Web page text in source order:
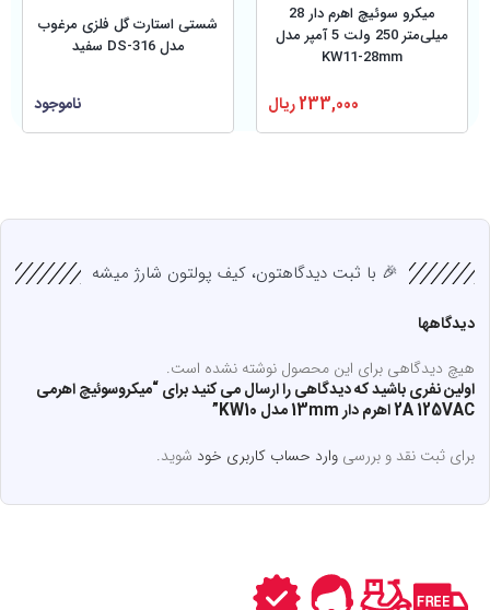
میکرو سوئیچ اهرم دار 28
میلی‌متر 250 ولت 5 آمپر مدل
KW11-28mm
233,000ریال
شستی استارت گل فلزی مرغوب
مدل DS-316 سفید
ناموجود
🎉 با ثبت دیدگاهتون، کیف پولتون شارژ میشه
دیدگاهها
هیچ دیدگاهی برای این محصول نوشته نشده است.
اولین نفری باشید که دیدگاهی را ارسال می کنید برای “میکروسوئیچ اهرمی
2A 125VAC اهرم دار 13mm مدل KW10”
برای ثبت نقد و بررسیوارد حساب کاربری خود شوید.